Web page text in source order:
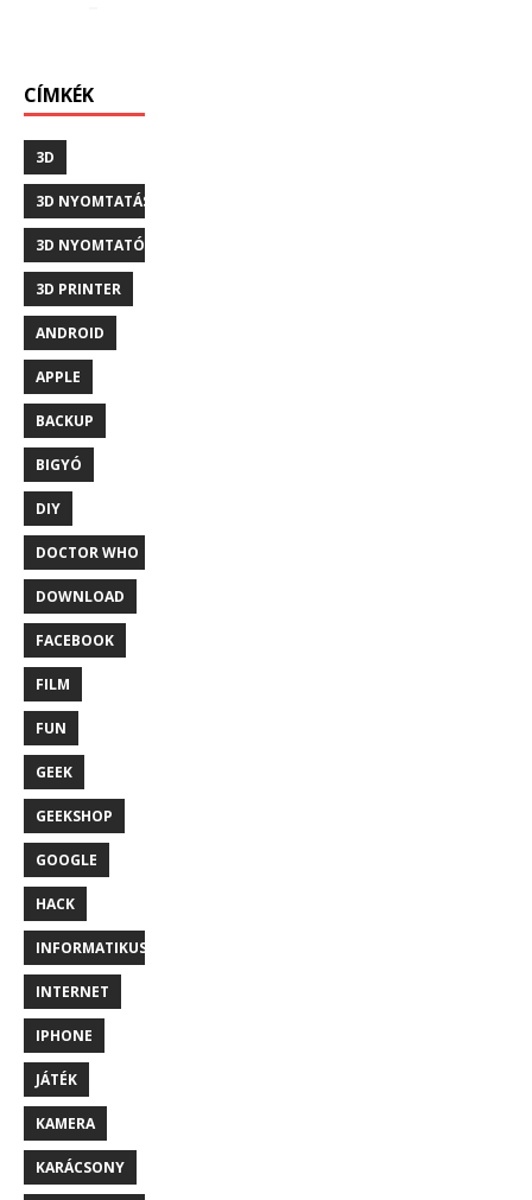
CÍMKÉK
3D
3D NYOMTATÁS
3D NYOMTATÓ
3D PRINTER
ANDROID
APPLE
BACKUP
BIGYÓ
DIY
DOCTOR WHO
DOWNLOAD
FACEBOOK
FILM
FUN
GEEK
GEEKSHOP
GOOGLE
HACK
INFORMATIKUS
INTERNET
IPHONE
JÁTÉK
KAMERA
KARÁCSONY